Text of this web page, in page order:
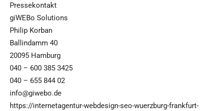
Pressekontakt
giWEBo Solutions
Philip Korban
Ballindamm 40
20095 Hamburg
040 – 600 385 3425
040 – 655 844 02
info@giwebo.de
https://internetagentur-webdesign-seo-wuerzburg-frankfurt-